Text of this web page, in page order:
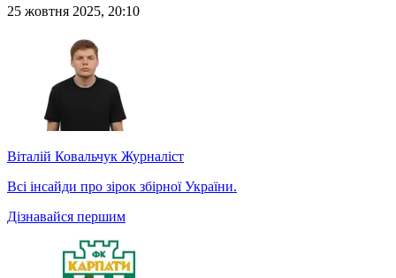
25 жовтня 2025, 20:10
Віталій Ковальчук Журналіст
Всі інсайди про зірок збірної України.
Дізнавайся першим